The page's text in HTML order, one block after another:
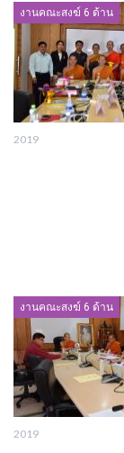
งานคณะสงฆ์ 6 ด้าน
2019
งานคณะสงฆ์ 6 ด้าน
2019